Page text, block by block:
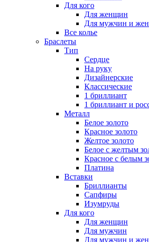
Для кого
Для женщин
Для мужчин и
Все колье
Браслеты
Тип
Сердце
На руку
Дизайнерские
Классические
1 бриллиант
1 бриллиант и
Металл
Белое золото
Красное золото
Желтое золото
Белое с желтым
Красное с белым
Платина
Вставки
Бриллианты
Сапфиры
Изумруды
Для кого
Для женщин
Для мужчин
Для мужчин и